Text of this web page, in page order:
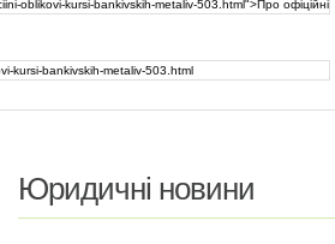
Юридичні новини